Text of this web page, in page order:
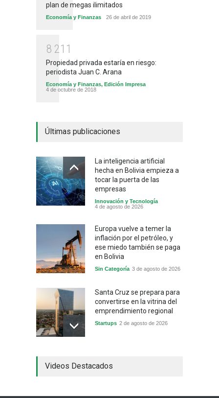
plan de megas ilimitados
Economía y Finanzas 26 de abril de 2019
8 21 1
Propiedad privada estaría en riesgo:
periodista Juan C. Arana
Economía y Finanzas, Edición Impresa
4 de octubre de 2018
Últimas publicaciones
La inteligencia artificial
hecha en Bolivia empieza a
tocar la puerta de las
empresas
Innovación y Tecnología
4 de agosto de 2026
Europa vuelve a temer la
inflación por el petróleo, y
ese miedo también se paga
en Bolivia
Sin Categoría 3 de agosto de 2026
Santa Cruz se prepara para
convertirse en la vitrina del
emprendimiento regional
Startups 2 de agosto de 2026
industrial y el golpe puede
Sin Categoría 1 de agosto de 2026
Videos Destacados